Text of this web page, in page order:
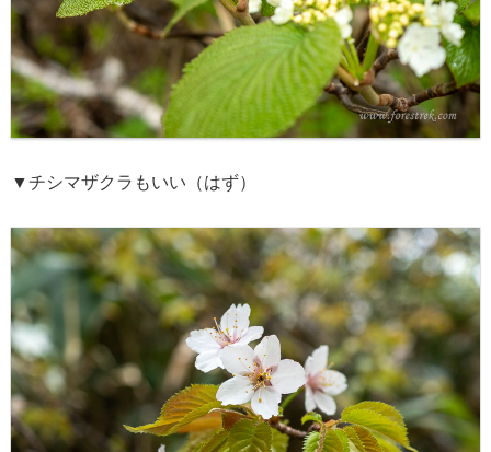
▼チシマザクラもいい（はず）